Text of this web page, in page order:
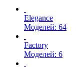
Elegance
Моделей: 64
Factory
Моделей: 6